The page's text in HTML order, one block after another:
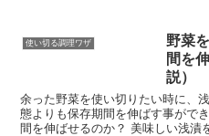
使い切る調理ワザ
野菜
間を
説）
余った野菜を使い切りたい時に、
態よりも保存期間を伸ばす事がで
間を伸ばせるのか？ 美味しい浅漬